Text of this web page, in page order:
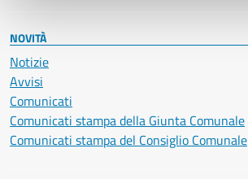
NOVITÀ
Notizie
Avvisi
Comunicati
Comunicati stampa della Giunta Comunale
Comunicati stampa del Consiglio Comunale